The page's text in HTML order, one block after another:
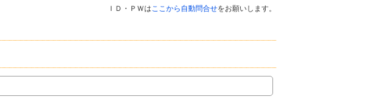
ＩＤ・ＰＷはここから自動問合せをお願いします。